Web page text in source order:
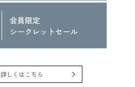
詳しくはこちら